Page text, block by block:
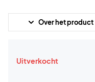
Over het product
Uitverkocht